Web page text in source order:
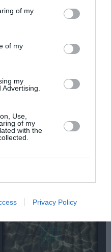
of my
of my
my
Use,
of my
with the
Privacy Policy
Άρθρα
Θεοδώρα,
Βυζαντίου: Η νέα
στο θέατρο